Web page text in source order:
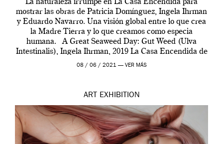
La naturaleza irrumpe en La Casa Encendida para
mostrar las obras de Patricia Domínguez, Ingela Ihrman
y Eduardo Navarro. Una visión global entre lo que crea
la Madre Tierra y lo que creamos como especia
humana. A Great Seaweed Day: Gut Weed (Ulva
Intestinalis), Ingela Ihrman, 2019 La Casa Encendida de
Madrid y la Wellcome […]
08 / 06 / 2021 — VER MÁS
ART EXHIBITION